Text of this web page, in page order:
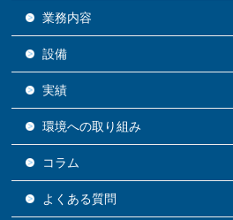
業務内容
設備
実績
環境への取り組み
コラム
よくある質問